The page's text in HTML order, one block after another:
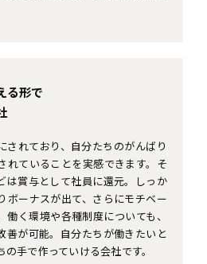
る形で
されており、自分たちのがんばり
れていることを実感できます。そ
は賞与として社員に還元。しっか
ボーナスが出て、さらにモチベー
く環境や各種制度についても、
善が可能。自分たちが働きたいと
手で作っていける会社です。